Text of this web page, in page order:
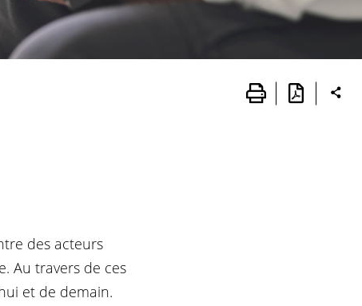
des acteurs
Au travers de ces
et de demain.